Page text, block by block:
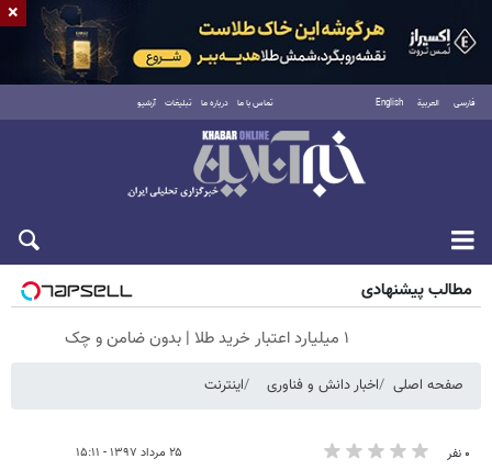
فارسی العربية English تماس با ما درباره ما تبلیغات آرشیو
جمعه ۱۶ مرداد ۱۴۰۵
مطالب پیشنهادی
۱ میلیارد اعتبار خرید طلا | بدون ضامن و چک
صفحه اصلی اخبار دانش و فناوری اینترنت
۰ نفر ۲۵ مرداد ۱۳۹۷ - ۱۵:۱۱
×